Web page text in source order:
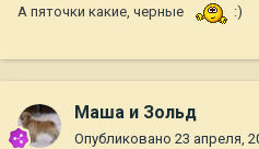
А пяточки какие, черные :)
Маша и Зольд
Опубликовано 23 апреля,